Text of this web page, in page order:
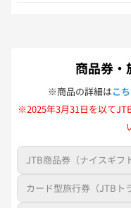
商品券・
※商品の詳細はこ
※2025年3月31日を以て
JTB商品券（ナイスギフト
カード型旅行券（JTBト